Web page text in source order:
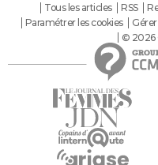
Tous les articles
RSS
Paramétrer les cookies
© 2026